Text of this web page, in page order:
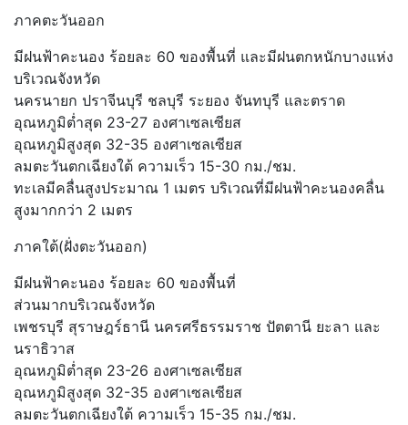
ภาคตะวันออก
มีฝนฟ้าคะนอง ร้อยละ 60 ของพื้นที่ และมีฝนตกหนักบางแห่ง
บริเวณจังหวัด
นครนายก ปราจีนบุรี ชลบุรี ระยอง จันทบุรี และตราด
อุณหภูมิต่ำสุด 23-27 องศาเซลเซียส
อุณหภูมิสูงสุด 32-35 องศาเซลเซียส
ลมตะวันตกเฉียงใต้ ความเร็ว 15-30 กม./ชม.
ทะเลมีคลื่นสูงประมาณ 1 เมตร บริเวณที่มีฝนฟ้าคะนองคลื่น
สูงมากกว่า 2 เมตร
ภาคใต้(ฝั่งตะวันออก)
มีฝนฟ้าคะนอง ร้อยละ 60 ของพื้นที่
ส่วนมากบริเวณจังหวัด
เพชรบุรี สุราษฎร์ธานี นครศรีธรรมราช ปัตตานี ยะลา และ
นราธิวาส
อุณหภูมิต่ำสุด 23-26 องศาเซลเซียส
อุณหภูมิสูงสุด 32-35 องศาเซลเซียส
ลมตะวันตกเฉียงใต้ ความเร็ว 15-35 กม./ชม.